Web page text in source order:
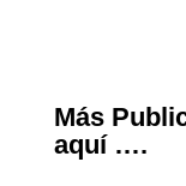
Más
aquí ….